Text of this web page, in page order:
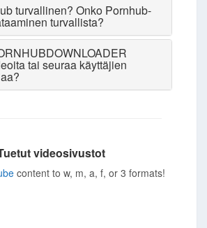
turvallinen? Onko Pornhub-
turvallista?
tai seuraa käyttäjien
videosivustot
content to w, m, a, f, or 3 formats!